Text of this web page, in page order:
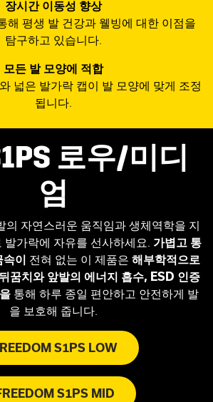
장시간 이동성 향상
해 평생 발 건강과 웰빙에 대한 이점을
탐구하고 있습니다.
모든 발 모양에 적합
넓은 발가락 캡이 발 모양에 맞게 조정
됩니다.
로우/미디
엄
의 자연스러운 움직임과 생체역학을 지
발가락에 자유를 선사하세요. 가볍고 통
속이 전혀 없는 이 제품은 해부학적으로
꿈치와 앞발의 에너지 흡수, ESD 인증
통해 하루 종일 편안하고 안전하게 발
을 보호해 줍니다.
S1PS LOW
S1PS MID